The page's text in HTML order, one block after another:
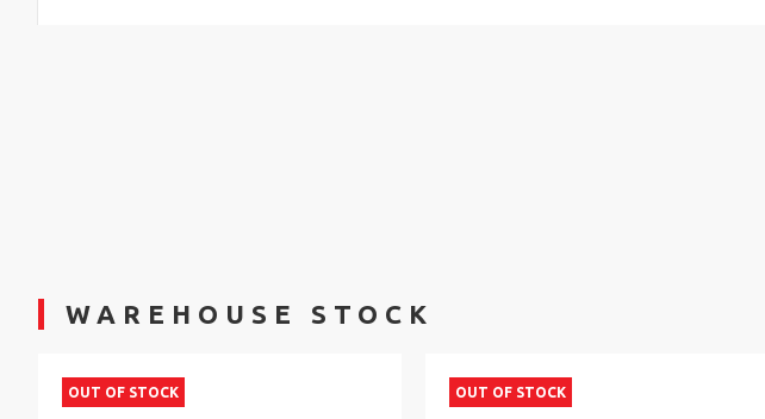
WAREHOUSE STOCK
OUT OF STOCK OUT OF STOCK